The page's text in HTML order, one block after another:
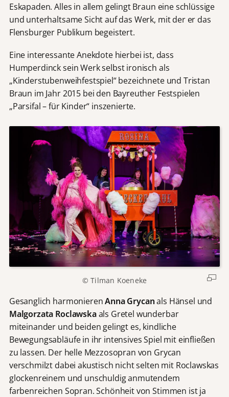
Eskapaden. Alles in allem gelingt Braun eine schlüssige
und unterhaltsame Sicht auf das Werk, mit der er das
Flensburger Publikum begeistert.
Eine interessante Anekdote hierbei ist, dass
Humperdinck sein Werk selbst ironisch als
„Kinderstubenweihfestspiel“ bezeichnete und Tristan
Braun im Jahr 2015 bei den Bayreuther Festspielen
„Parsifal – für Kinder“ inszenierte.
© Tilman Koeneke
Gesanglich harmonierenAnna Grycanals Hänsel und
Malgorzata Roclawskaals Gretel wunderbar
miteinander und beiden gelingt es, kindliche
Bewegungsabläufe in ihr intensives Spiel mit einfließen
zu lassen. Der helle Mezzosopran von Grycan
verschmilzt dabei akustisch nicht selten mit Roclawskas
glockenreinem und unschuldig anmutendem
farbenreichen Sopran. Schönheit von Stimmen ist ja